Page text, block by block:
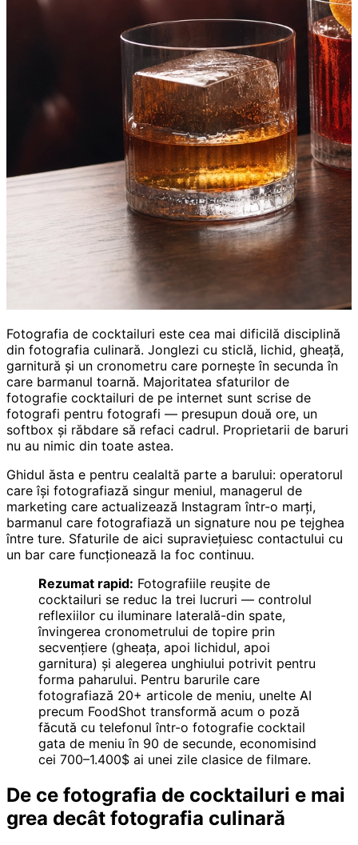
Fotografia de cocktailuri este cea mai dificilă disciplină
din fotografia culinară. Jonglezi cu sticlă, lichid, gheață,
garnitură și un cronometru care pornește în secunda în
care barmanul toarnă. Majoritatea sfaturilor de
fotografie cocktailuri de pe internet sunt scrise de
fotografi pentru fotografi — presupun două ore, un
softbox și răbdare să refaci cadrul. Proprietarii de baruri
nu au nimic din toate astea.
Ghidul ăsta e pentru cealaltă parte a barului: operatorul
care își fotografiază singur meniul, managerul de
marketing care actualizează Instagram într-o marți,
barmanul care fotografiază un signature nou pe tejghea
între ture. Sfaturile de aici supraviețuiesc contactului cu
un bar care funcționează la foc continuu.
Rezumat rapid: Fotografiile reușite de
cocktailuri se reduc la trei lucruri — controlul
reflexiilor cu iluminare laterală-din spate,
învingerea cronometrului de topire prin
secvențiere (gheața, apoi lichidul, apoi
garnitura) și alegerea unghiului potrivit pentru
forma paharului. Pentru barurile care
fotografiază 20+ articole de meniu, unelte AI
precum FoodShot transformă acum o poză
făcută cu telefonul într-o fotografie cocktail
gata de meniu în 90 de secunde, economisind
cei 700–1.400$ ai unei zile clasice de filmare.
De ce fotografia de cocktailuri e mai
grea decât fotografia culinară